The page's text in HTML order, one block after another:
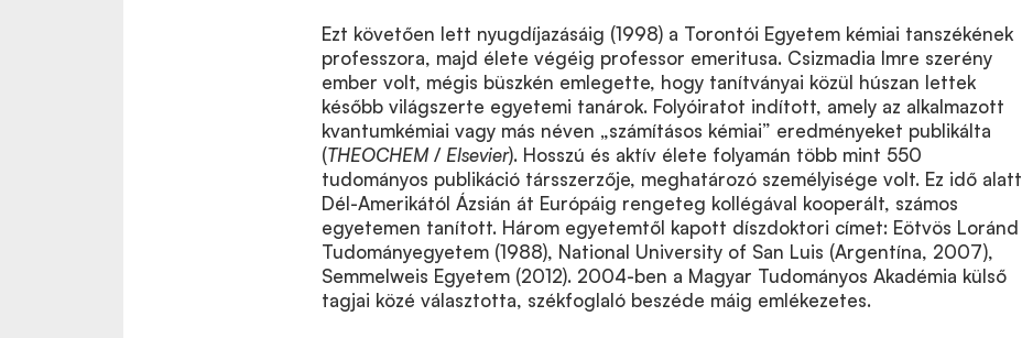
Ezt követően lett nyugdíjazásáig (1998) a Torontói Egyetem kémiai tanszékének
professzora, majd élete végéig professor emeritusa. Csizmadia Imre szerény
ember volt, mégis büszkén emlegette, hogy tanítványai közül húszan lettek
később világszerte egyetemi tanárok. Folyóiratot indított, amely az alkalmazott
kvantumkémiai vagy más néven „számításos kémiai” eredményeket publikálta
(THEOCHEM/ Elsevier). Hosszú és aktív élete folyamán több mint 550
tudományos publikáció társszerzője, meghatározó személyisége volt. Ez idő alatt
Dél-Amerikától Ázsián át Európáig rengeteg kollégával kooperált, számos
egyetemen tanított. Három egyetemtől kapott díszdoktori címet: Eötvös Loránd
Tudományegyetem (1988), National University of San Luis (Argentína, 2007),
Semmelweis Egyetem (2012). 2004-ben a Magyar Tudományos Akadémia külső
tagjai közé választotta, székfoglaló beszéde máig emlékezetes.